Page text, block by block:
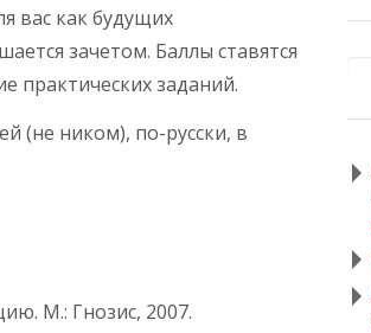
вас как будущих
зачетом. Баллы ставятся
практических заданий.
(не ником), по-русски, в
М.: Гнозис, 2007.